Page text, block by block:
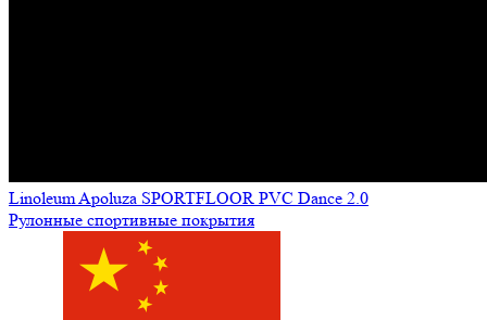
Linoleum Apoluza SPORTFLOOR PVC Dance 2.0
Рулонные спортивные покрытия